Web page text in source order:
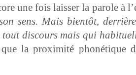
une fois laiss­er la parole à
sens. Mais bien­tôt,
dis­cours mais qui
la prox­im­ité phoné­tique